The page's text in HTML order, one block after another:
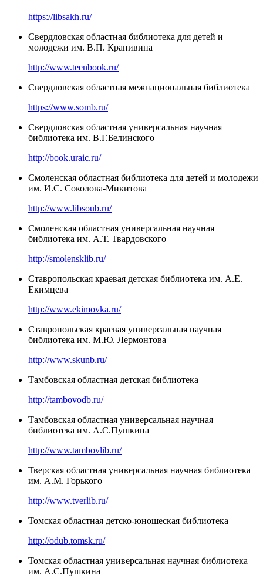
https://libsakh.ru/
Свердловская областная библиотека для детей и
молодежи им. В.П. Крапивина
http://www.teenbook.ru/
Свердловская областная межнациональная библиотека
https://www.somb.ru/
Свердловская областная универсальная научная
библиотека им. В.Г.Белинского
http://book.uraic.ru/
Смоленская областная библиотека для детей и молодежи
им. И.С. Соколова-Микитова
http://www.libsoub.ru/
Смоленская областная универсальная научная
библиотека им. А.Т. Твардовского
http://smolensklib.ru/
Ставропольская краевая детская библиотека им. А.Е.
Екимцева
http://www.ekimovka.ru/
Ставропольская краевая универсальная научная
библиотека им. М.Ю. Лермонтова
http://www.skunb.ru/
Тамбовская областная детская библиотека
http://tambovodb.ru/
Тамбовская областная универсальная научная
библиотека им. А.С.Пушкина
http://www.tambovlib.ru/
Тверская областная универсальная научная библиотека
им. А.М. Горького
http://www.tverlib.ru/
Томская областная детско-юношеская библиотека
http://odub.tomsk.ru/
Томская областная универсальная научная библиотека
им. А.С.Пушкина